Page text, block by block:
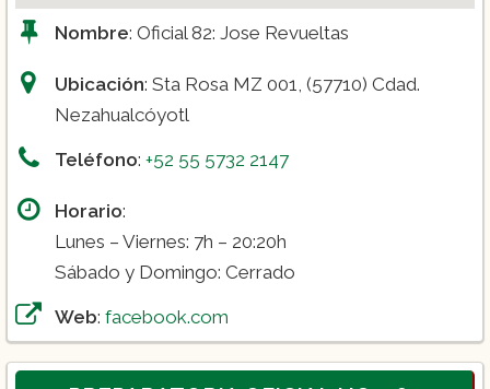
Nombre: Oficial 82: Jose Revueltas
Ubicación: Sta Rosa MZ 001, (57710) Cdad.
Nezahualcóyotl
Teléfono: +52 55 5732 2147
Horario:
Lunes – Viernes: 7h – 20:20h
Sábado y Domingo: Cerrado
Web: facebook.com